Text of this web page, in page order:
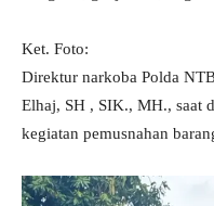
Ket. Foto:
Direktur narkoba Polda
Elhaj, SH , SIK., MH., saat
kegiatan pemusnahan